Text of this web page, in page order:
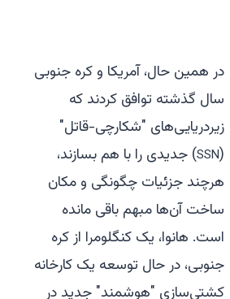
در همین حال، آمریکا و کره جنوبی
سال گذشته توافق کردند که
زیردریایی‌های "شکارچی-قاتل"
(
SSN) جدیدی را با هم بسازند،
هرچند جزئیات چگونگی و مکان
ساخت آن‌ها مبهم باقی مانده
است. هانوا، یک کنگلومرا از کره
جنوبی، در حال توسعه یک کارخانه
کشتی‌سازی "هوشمند" جدید در